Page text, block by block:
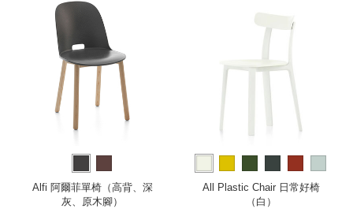
Alfi 阿爾菲單椅（高背、深
灰、原木腳）
more
All Plastic Chair 日常好椅
（白）